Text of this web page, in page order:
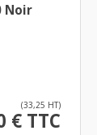
Noir
(33,25 HT)
€ TTC